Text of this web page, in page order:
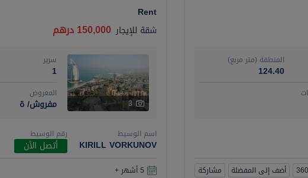
المنطقة (متر مربع)
124.40
أضف إلى المفضلة مشاركة
Rent
شقة للإيجار 150,000 درهم
3
سرير
1
المعروض
مفروش/ ة
اسم الوسيط
KIRILL VORKUNOV
رقم الوسيط
أتصل الأن
5 أشهر +